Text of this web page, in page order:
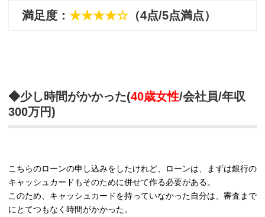
満足度： ★★★★☆ （4点/5点満点）
◆少し時間がかかった(40歳女性/会社員/年収
300万円)
こちらのローンの申し込みをしたけれど、ローンは、まずは銀行の
キャッシュカードもそのために併せて作る必要がある。
このため、キャッシュカードを持っていなかった自分は、審査まで
にとてつもなく時間がかかった。